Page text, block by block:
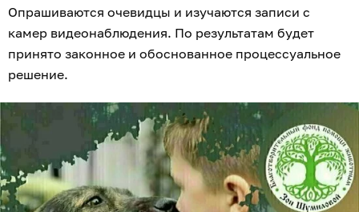
Опрашиваются очевидцы и изучаются записи с
камер видеонаблюдения. По результатам будет
принято законное и обоснованное процессуальное
решение.